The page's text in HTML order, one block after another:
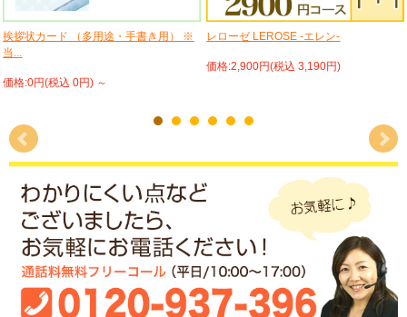
挨拶状カード （多用途・手書き用） ※
当...
価格:0円(税込 0円) ～
レローゼ LEROSE -エレン-
価格:2,900円(税込 3,190円)